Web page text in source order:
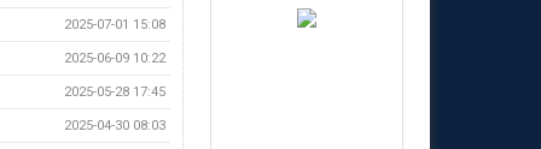
2025-07-01 15:08
2025-06-09 10:22
2025-05-28 17:45
2025-04-30 08:03